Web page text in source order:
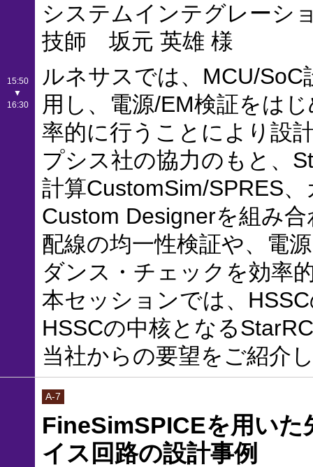
15:50
▼
16:30
システムインテグレーシ
技師 坂元 英雄 様
ルネサスでは、MCU/
用し、電源/EM検証をは
率的に行うことにより設
プシス社の協力のもと、
計算CustomSim/SPRES
Custom Designerを組み
配線の均一性検証や、電
ダンス・チェックを効率
本セッションでは、
HSSCの中核となる
当社からの要望をご紹介
A-7
FineSimSPICEを用い
イス回路の設計事例